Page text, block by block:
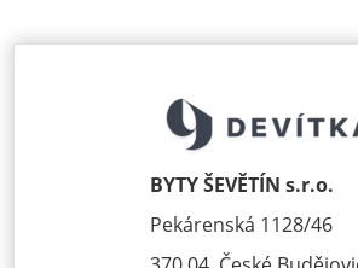
BYTY ŠEVĚTÍN s.r.o.
Pekárenská 1128/46